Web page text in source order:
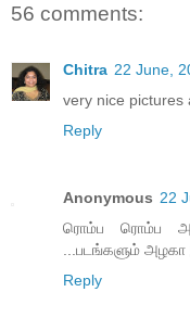
56 comments:
Chitra 22 June,
very nice pictures
Reply
Anonymous 22
ரொம்ப ரொம்ப
...படங்களும் அழகா
Reply